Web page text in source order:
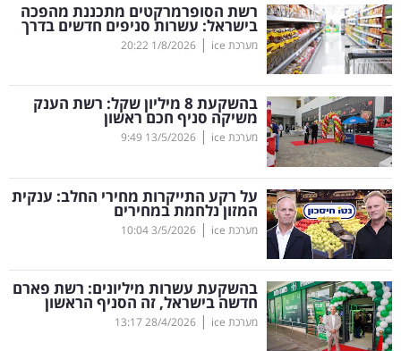
דיגיטל
וטק
שיווק
ופרסום
משפט
מדדים
ומחקרים
דעות
רכילות
עסקית
רשת הסופרמרקטים מתכננת מהפכה
בישראל: עשרות סניפים חדשים בדרך
מערכת ice |
1/8/2026
20:22
בהשקעת 8 מיליון שקל: רשת הענק
משיקה סניף חכם ראשון
מערכת ice |
13/5/2026
9:49
על רקע התייקרות מחירי החלב: ענקית
המזון נלחמת במחירים
מערכת ice |
3/5/2026
10:04
בהשקעת עשרות מיליונים: רשת פארם
חדשה בישראל, זה הסניף הראשון
מערכת ice |
28/4/2026
13:17